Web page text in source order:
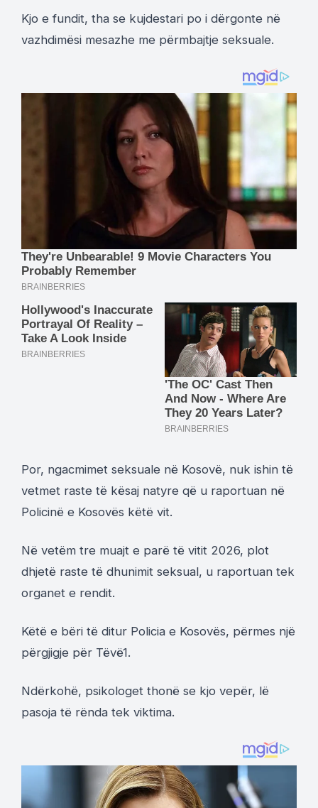
Kjo e fundit, tha se kujdestari po i dërgonte në
vazhdimësi mesazhe me përmbajtje seksuale.
Por, ngacmimet seksuale në Kosovë, nuk ishin të
vetmet raste të kësaj natyre që u raportuan në
Policinë e Kosovës këtë vit.
Në vetëm tre muajt e parë të vitit 2026, plot
dhjetë raste të dhunimit seksual, u raportuan tek
organet e rendit.
Këtë e bëri të ditur Policia e Kosovës, përmes një
përgjigje për Tëvë1.
Ndërkohë, psikologet thonë se kjo vepër, lë
pasoja të rënda tek viktima.